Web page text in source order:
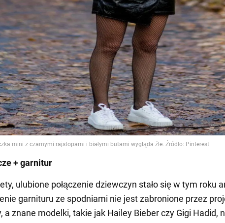
+ garnitur
ulubione połączenie dziewczyn stało się w tym roku
garnituru ze spodniami nie jest zabronione przez
a znane modelki, takie jak Hailey Bieber czy Gigi Hadid,